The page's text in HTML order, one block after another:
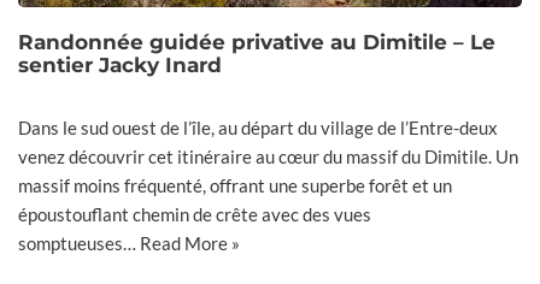
Randonnée guidée privative au Dimitile – Le
sentier Jacky Inard
Dans le sud ouest de l’île, au départ du village de l’Entre-deux
venez découvrir cet itinéraire au cœur du massif du Dimitile. Un
massif moins fréquenté, offrant une superbe forêt et un
époustouflant chemin de crête avec des vues
somptueuses… Read More »